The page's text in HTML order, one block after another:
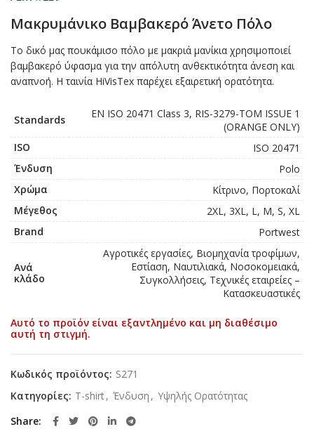
Μακρυμάνικο Βαμβακερό Άνετο Πόλο
Το δικό μας πουκάμισο πόλο με μακριά μανίκια χρησιμοποιεί
βαμβακερό ύφασμα για την απόλυτη ανθεκτικότητα άνεση και
αναπνοή. Η ταινία HiVisTex παρέχει εξαιρετική ορατότητα.
Standards
EN ISO 20471 Class 3, RIS-3279-TOM ISSUE 1
(ORANGE ONLY)
ISO
ISO 20471
Ένδυση
Polo
Χρώμα
Κίτρινο, Πορτοκαλί
Μέγεθος
2XL, 3XL, L, M, S, XL
Brand
Portwest
Ανά
κλάδο
Αγροτικές εργασίες, Βιομηχανία τροφίμων,
Εστίαση, Ναυτιλιακά, Νοσοκομειακά,
Συγκολλήσεις, Τεχνικές εταιρείες –
Κατασκευαστικές
Αυτό το προϊόν είναι εξαντλημένο και μη διαθέσιμο
αυτή τη στιγμή.
Κωδικός προϊόντος: S271
Κατηγορίες: T-shirt, Ένδυση , Υψηλής Ορατότητας
Share